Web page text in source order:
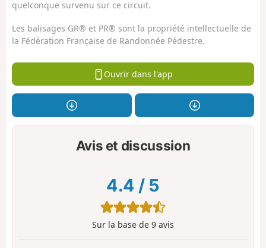
quelconque survenu sur ce circuit.
Les balisages GR® et PR® sont la propriété intellectuelle de
la Fédération Française de Randonnée Pédestre.
Ouvrir dans l'app
Avis et discussion
4.4 / 5
Sur la base de 9 avis